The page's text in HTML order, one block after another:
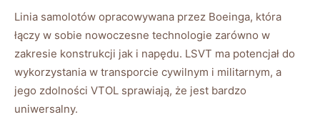
Linia⁤ samolotów opracowywana przez Boeinga, która
łączy w sobie nowoczesne​ technologie zarówno w
⁣zakresie konstrukcji ⁤jak i napędu. LSVT ma potencjał do
wykorzystania w transporcie ⁢cywilnym i⁣ militarnym, a
jego zdolności VTOL ‍sprawiają, że jest bardzo
uniwersalny.